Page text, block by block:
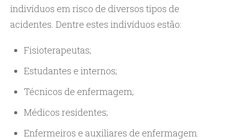
indivíduos em risco de diversos tipos de
acidentes. Dentre estes indivíduos estão:
Fisioterapeutas;
Estudantes e internos;
Técnicos de enfermagem;
Médicos residentes;
Enfermeiros e auxiliares de enfermagem.